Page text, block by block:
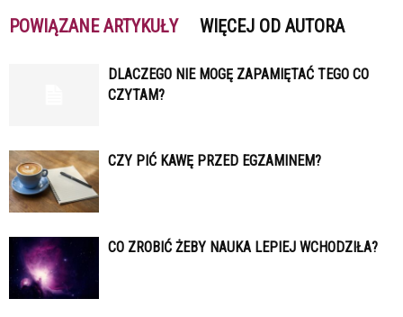
POWIĄZANE ARTYKUŁY WIĘCEJ OD AUTORA
DLACZEGO NIE MOGĘ ZAPAMIĘTAĆ TEGO CO
CZYTAM?
CZY PIĆ KAWĘ PRZED EGZAMINEM?
CO ZROBIĆ ŻEBY NAUKA LEPIEJ WCHODZIŁA?